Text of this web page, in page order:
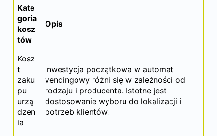
Kate
goria
kosz
tów
Opis
Kosz
t
zaku
pu
urzą
dzen
ia
Inwestycja początkowa w automat
vendingowy różni się w zależności od
rodzaju i producenta. Istotne jest
dostosowanie wyboru do lokalizacji i
potrzeb klientów.